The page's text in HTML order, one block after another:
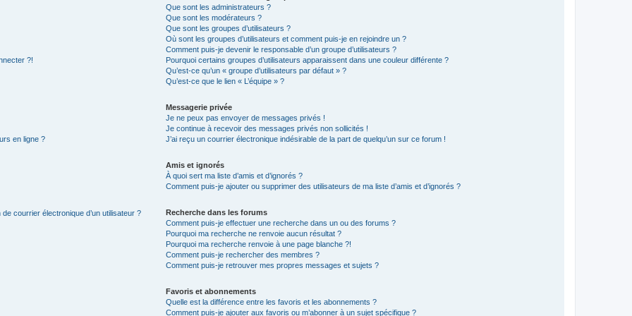
?!
en ligne ?
courrier électronique d’un utilisateur ?
Que sont les administrateurs ?
Que sont les modérateurs ?
Que sont les groupes d’utilisateurs ?
Où sont les groupes d’utilisateurs et comment puis-je en rejoindre un ?
Comment puis-je devenir le responsable d’un groupe d’utilisateurs ?
Pourquoi certains groupes d’utilisateurs apparaissent dans une couleur différente ?
Qu’est-ce qu’un « groupe d’utilisateurs par défaut » ?
Qu’est-ce que le lien « L’équipe » ?
Messagerie privée
Je ne peux pas envoyer de messages privés !
Je continue à recevoir des messages privés non sollicités !
J’ai reçu un courrier électronique indésirable de la part de quelqu’un sur ce forum !
Amis et ignorés
À quoi sert ma liste d’amis et d’ignorés ?
Comment puis-je ajouter ou supprimer des utilisateurs de ma liste d’amis et d’ignorés ?
Recherche dans les forums
Comment puis-je effectuer une recherche dans un ou des forums ?
Pourquoi ma recherche ne renvoie aucun résultat ?
Pourquoi ma recherche renvoie à une page blanche ?!
Comment puis-je rechercher des membres ?
Comment puis-je retrouver mes propres messages et sujets ?
Favoris et abonnements
Quelle est la différence entre les favoris et les abonnements ?
Comment puis-je ajouter aux favoris ou m’abonner à un sujet spécifique ?